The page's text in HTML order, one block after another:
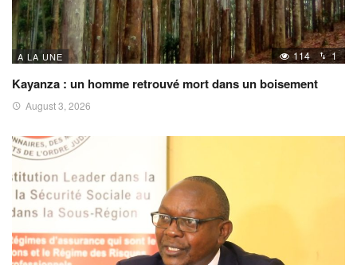
A LA UNE 114 1
Kayanza : un homme retrouvé mort dans un boisement
August 3, 2026